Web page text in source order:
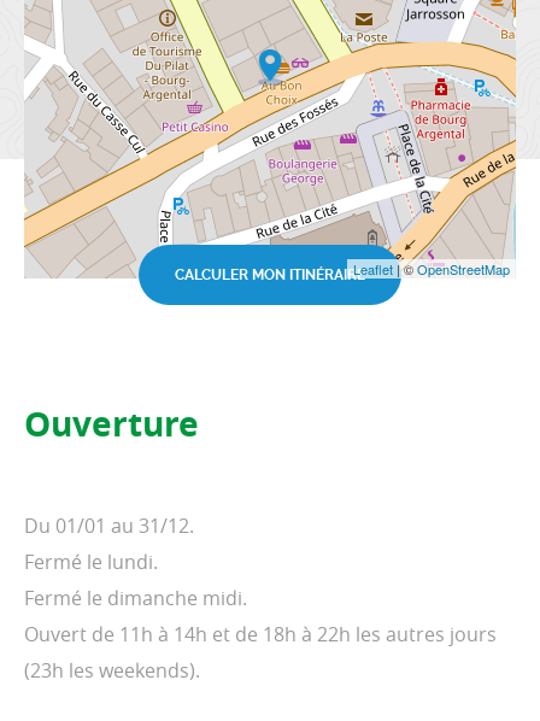
Leaflet | ©OpenStreetMap
CALCULER MON ITINÉRAIRE
Ouverture
Du 01/01 au 31/12.
Fermé le lundi.
Fermé le dimanche midi.
Ouvert de 11h à 14h et de 18h à 22h les autres jours
(23h les weekends).